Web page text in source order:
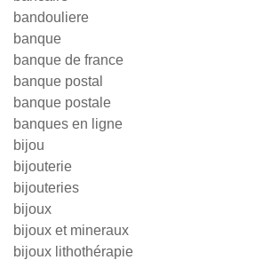
bandouliere
banque
banque de france
banque postal
banque postale
banques en ligne
bijou
bijouterie
bijouteries
bijoux
bijoux et mineraux
bijoux lithothérapie